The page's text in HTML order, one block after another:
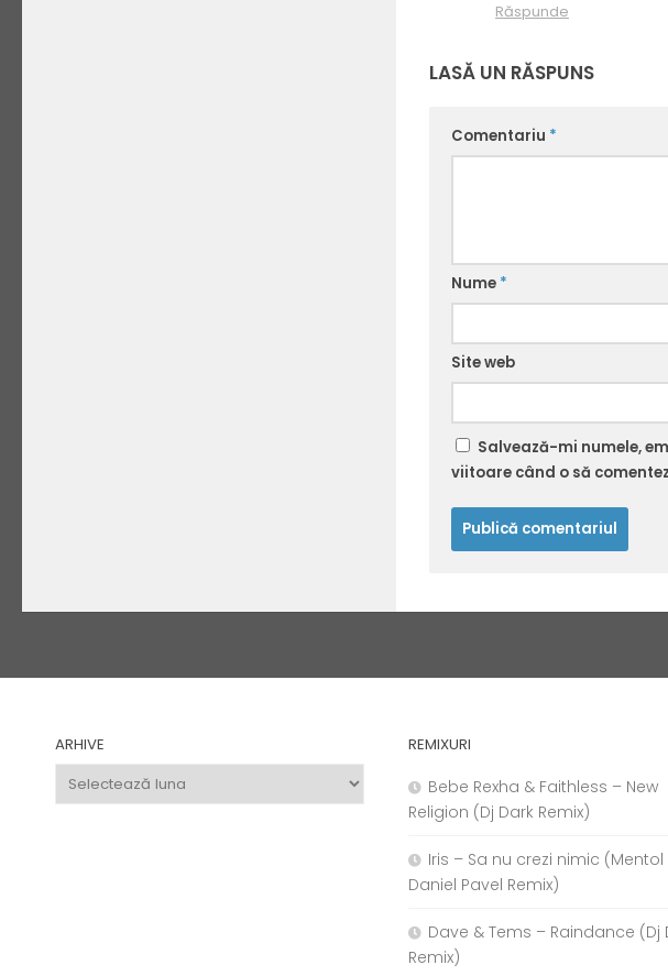
Răspunde
LASĂ UN RĂSPUNS
Comentariu *
Nume *
Site web
Salvează-mi numele,
viitoare când o să
ARHIVE
Arhive
REMIXURI
Bebe Rexha & Faithless – New
Religion (Dj Dark Remix)
Iris – Sa nu crezi nimic (Mentol
Daniel Pavel Remix)
Dave & Tems – Raindance (Dj
Remix)